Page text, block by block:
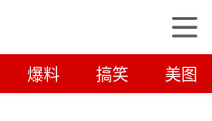
爆料 搞笑 美图